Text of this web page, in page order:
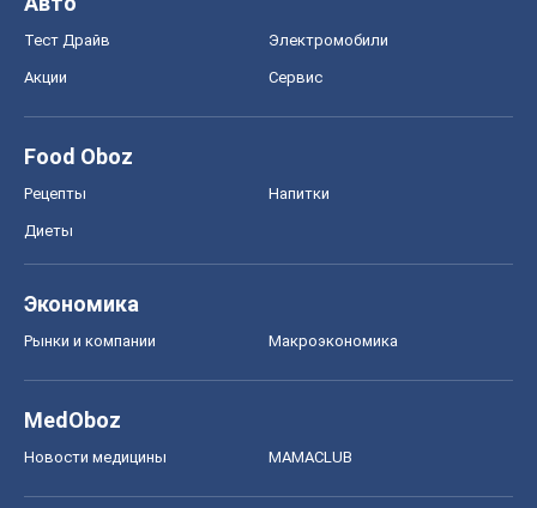
Тест Драйв Электромобили
Акции Сервис
Food Oboz
Рецепты Напитки
Диеты
Экономика
Рынки и компании Mакроэкономика
MedOboz
Новости медицины MAMACLUB